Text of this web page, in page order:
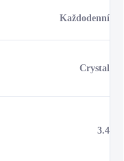
Každodenní
Crystal
3.4